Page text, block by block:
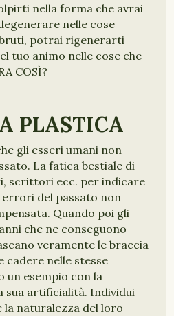
nella forma che avrai
nelle cose
potrai rigenerarti
tuo animo nelle cose che
COSÌ?
PLASTICA
gli esseri umani non
La fatica bestiale di
scrittori ecc. per indicare
del passato non
Quando poi gli
che ne conseguono
veramente le braccia
cadere nelle stesse
un esempio con la
sua artificialità. Individui
naturalezza del loro